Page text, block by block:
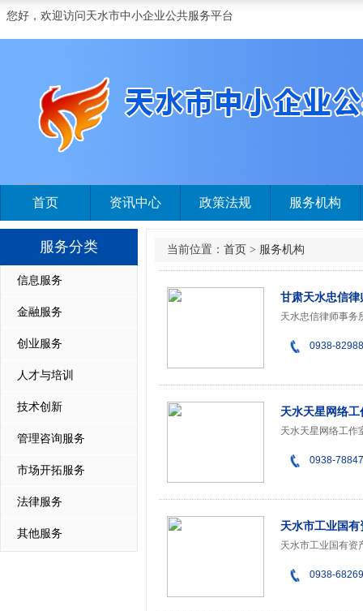
您好，欢迎访问天水市中小企业公共服务平台
首页 资讯中心 政策法规 服务机构
服务分类
信息服务
金融服务
创业服务
人才与培训
技术创新
管理咨询服务
市场开拓服务
法律服务
其他服务
当前位置： 首页 > 服务机构
甘肃天水忠信律
0938-
天水天星网络工
0938-
天水市工业国
0938-